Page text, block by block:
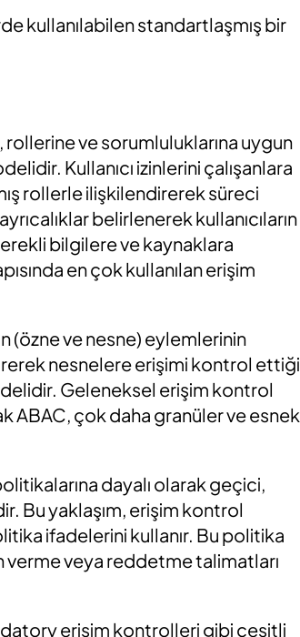
kullanılabilen standartlaşmış bir
rollerine ve sorumluluklarına uygun
Kullanıcı izinlerini çalışanlara
rollerle ilişkilendirerek süreci
belirlenerek kullanıcıların
bilgilere ve kaynaklara
en çok kullanılan erişim
(özne ve nesne) eylemlerinin
nesnelere erişimi kontrol ettiği
Geleneksel erişim kontrol
ABAC, çok daha granüler ve esnek
dayalı olarak geçici,
Bu yaklaşım, erişim kontrol
ifadelerini kullanır. Bu politika
verme veya reddetme talimatları
erişim kontrolleri gibi çeşitli